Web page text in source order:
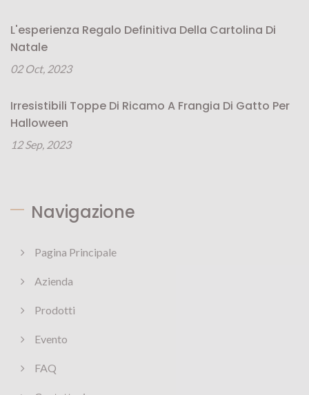
L'esperienza Regalo Definitiva Della Cartolina Di
Natale
02 Oct, 2023
Irresistibili Toppe Di Ricamo A Frangia Di Gatto Per
Halloween
12 Sep, 2023
Navigazione
Pagina Principale
Azienda
Prodotti
Evento
FAQ